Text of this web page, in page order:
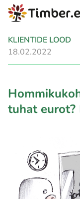
KLIENTIDE LOOD
18.02.2022
tuhat eurot?